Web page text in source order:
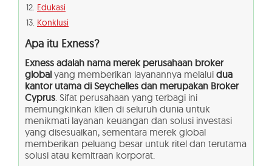
Edukasi
Konklusi
Apa itu Exness?
Exness adalah nama merek perusahaan broker
global yang memberikan layanannya melalui dua
kantor utama di Seychelles dan merupakan Broker
Cyprus. Sifat perusahaan yang terbagi ini
memungkinkan klien di seluruh dunia untuk
menikmati layanan keuangan dan solusi investasi
yang disesuaikan, sementara merek global
memberikan peluang besar untuk ritel dan terutama
solusi atau kemitraan korporat.